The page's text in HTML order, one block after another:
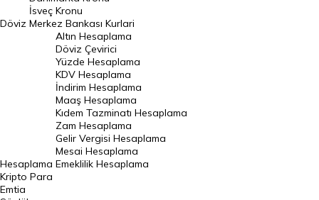
Norveç Kronu Kuru
İsveç Kronu Kuru
Japon Yeni Kuru
Serbest Piyasa Döviz Kurları
Merkez Bankası Döviz Kurları
Altın Fiyatları
Gram Altın Fiyatı
Döviz
İsveç Kronu
Merkez Bankası Kurlari
Hesaplama
Altın Hesaplama
Döviz Çevirici
Yüzde Hesaplama
KDV Hesaplama
İndirim Hesaplama
Maaş Hesaplama
Kıdem Tazminatı Hesaplama
Zam Hesaplama
Gelir Vergisi Hesaplama
Mesai Hesaplama
Emeklilik Hesaplama
Kripto Para
Emtia